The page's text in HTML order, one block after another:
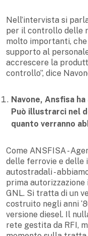
Nell’intervista si
per il controllo delle
molto importanti,
supporto al
accrescere la
controllo”, dice
Navone, Ansfisa
Può illustrarci nel
quanto verranno
Come ANSFISA -
delle ferrovie e
autostradali -
prima
GNL. Si tratta di un
costruito negli anni
versione diesel. Il
rete gestita da RFI,